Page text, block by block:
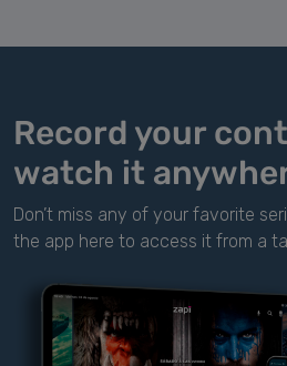
Record your
watch it
Don’t miss any of your favorite
the app here to access it from a